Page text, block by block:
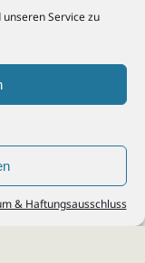
Service zu
& Haftungsausschluss
Porz, Deutz, Mülheim,